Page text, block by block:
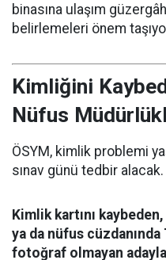
binasına ulaşım
belirlemeleri önem
Kimliğini
Nüfus
ÖSYM, kimlik problemi
sınav günü tedbir alacak.
Kimlik kartını
ya da nüfus
fotoğraf olmayan